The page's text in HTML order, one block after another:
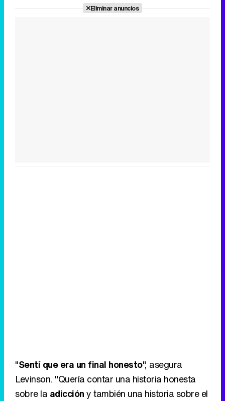
Eliminar anuncios
"Sentí que era un final honesto", asegura
Levinson. "Quería contar una historia honesta
sobre la adiccióny también una historia sobre el